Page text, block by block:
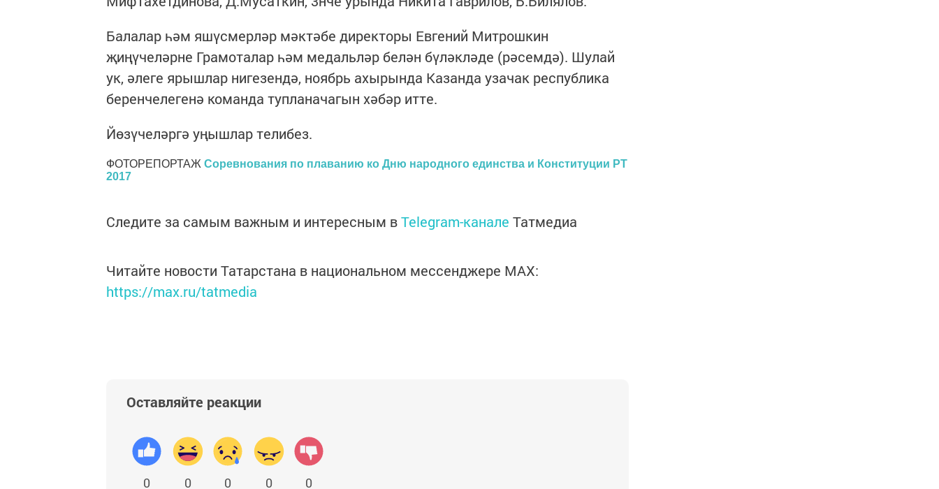
Балалар һәм яшүсмерләр мәктәбе директоры Евгений Митрошкин
җиңүчеләрне Грамоталар һәм медальләр белән бүләкләде (рәсемдә). Шулай
ук, әлеге ярышлар нигезендә, ноябрь ахырында Казанда узачак республика
беренчелегенә команда тупланачагын хәбәр итте.
Йөзүчеләргә уңышлар телибез.
ФОТОРЕПОРТАЖ Cоревнования по плаванию ко Дню народного единства и Конституции РТ
2017
Следите за самым важным и интересным вTelegram-канале Татмедиа
Читайте новости Татарстана в национальном мессенджере MАХ:
https://max.ru/tatmedia
Оставляйте реакции
0 0 0 0 0